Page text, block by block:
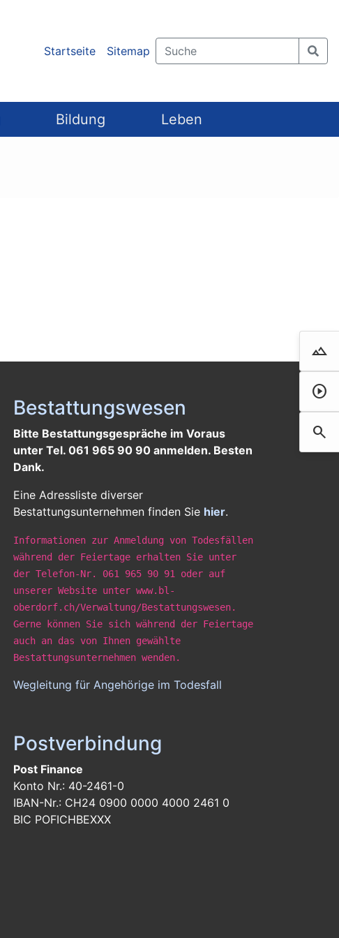
Startseite Sitemap
Bildung Leben
landscape
Film
play_circle
search
Bestattungswesen
Bitte Bestattungsgespräche im Voraus
unter Tel. 061 965 90 90 anmelden. Besten
Dank.
Eine Adressliste diverser
Bestattungsunternehmen finden Sie hier.
Informationen zur Anmeldung von Todesfällen
während der Feiertage erhalten Sie unter
der Telefon-Nr. 061 965 90 91 oder auf
unserer Website unter www.bl-
oberdorf.ch/Verwaltung/Bestattungswesen.
Gerne können Sie sich während der Feiertage
auch an das von Ihnen gewählte
Bestattungsunternehmen wenden.
Wegleitung für Angehörige im Todesfall
Postverbindung
Post Finance
Konto Nr.: 40-2461-0
IBAN-Nr.: CH24 0900 0000 4000 2461 0
BIC POFICHBEXXX